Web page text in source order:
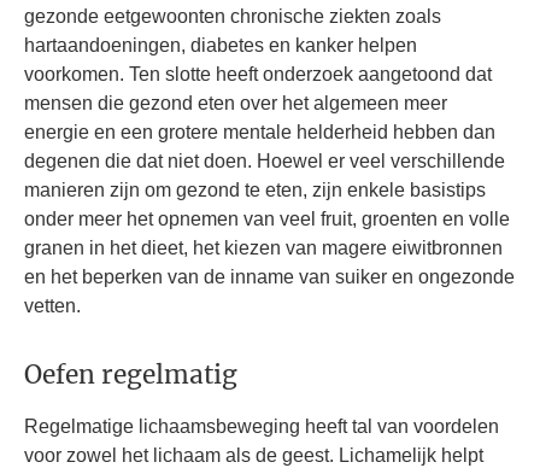
gezonde eetgewoonten chronische ziekten zoals
hartaandoeningen, diabetes en kanker helpen
voorkomen. Ten slotte heeft onderzoek aangetoond dat
mensen die gezond eten over het algemeen meer
energie en een grotere mentale helderheid hebben dan
degenen die dat niet doen. Hoewel er veel verschillende
manieren zijn om gezond te eten, zijn enkele basistips
onder meer het opnemen van veel fruit, groenten en volle
granen in het dieet, het kiezen van magere eiwitbronnen
en het beperken van de inname van suiker en ongezonde
vetten.
Oefen regelmatig
Regelmatige lichaamsbeweging heeft tal van voordelen
voor zowel het lichaam als de geest. Lichamelijk helpt